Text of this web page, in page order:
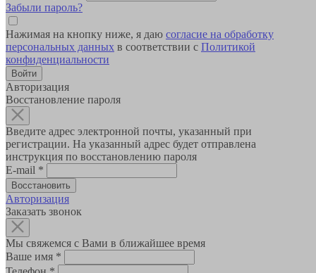
Забыли пароль?
Нажимая на кнопку ниже, я даю согласие на обработку
персональных данных в соответствии с Политикой
конфиденциальности
Авторизация
Восстановление пароля
Введите адрес электронной почты, указанный при
регистрации. На указанный адрес будет отправлена
инструкция по восстановлению пароля
E-mail *
Авторизация
Заказать звонок
Мы свяжемся с Вами в ближайшее время
Ваше имя *